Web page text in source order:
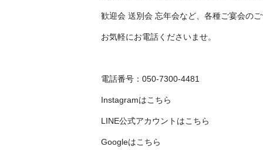
歓迎会 送別会 忘年会など、各種ご宴会の
お気軽にお電話くださいませ。
電話番号：050-7300-4481
Instagramはこちら
LINE公式アカウントはこちら
Googleはこちら